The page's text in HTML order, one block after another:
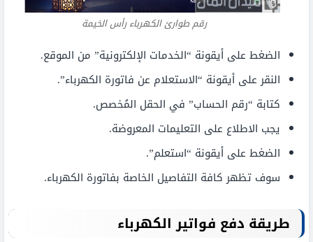
رقم طوارئ الكهرباء رأس الخيمة
الضغط على أيقونة “الخدمات الإلكترونية” من الموقع.
النقر على أيقونة “الاستعلام عن فاتورة الكهرباء”.
كتابة “رقم الحساب” في الحقل المُخصص.
يجب الاطلاع على التعليمات المعروضة.
الضغط على أيقونة “استعلم”.
سوف تظهر كافة التفاصيل الخاصة بفاتورة الكهرباء.
طريقة دفع فواتير الكهرباء